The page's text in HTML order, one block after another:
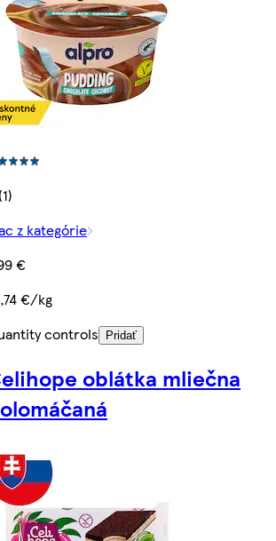
z kategórie
€
€/kg
controls
Pridať
oblátka mliečna